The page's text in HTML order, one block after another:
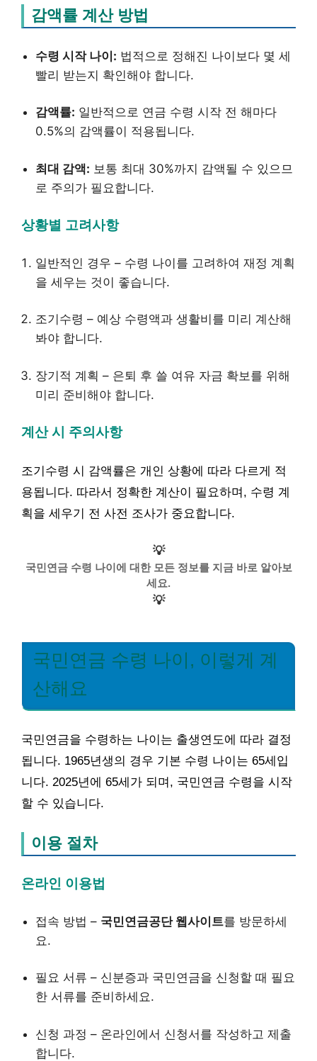
감액률 계산 방법
수령 시작 나이: 법적으로 정해진 나이보다 몇 세
빨리 받는지 확인해야 합니다.
감액률: 일반적으로 연금 수령 시작 전 해마다
0.5%의 감액률이 적용됩니다.
최대 감액: 보통 최대 30%까지 감액될 수 있으므
로 주의가 필요합니다.
상황별 고려사항
일반적인 경우 – 수령 나이를 고려하여 재정 계획
을 세우는 것이 좋습니다.
조기수령 – 예상 수령액과 생활비를 미리 계산해
봐야 합니다.
장기적 계획 – 은퇴 후 쓸 여유 자금 확보를 위해
미리 준비해야 합니다.
계산 시 주의사항
조기수령 시 감액률은 개인 상황에 따라 다르게 적
용됩니다. 따라서 정확한 계산이 필요하며, 수령 계
획을 세우기 전 사전 조사가 중요합니다.
💡
국민연금 수령 나이에 대한 모든 정보를 지금 바로 알아보
세요.
💡
국민연금 수령 나이, 이렇게 계
산해요
국민연금을 수령하는 나이는 출생연도에 따라 결정
됩니다. 1965년생의 경우 기본 수령 나이는 65세입
니다. 2025년에 65세가 되며, 국민연금 수령을 시작
할 수 있습니다.
이용 절차
온라인 이용법
접속 방법 – 국민연금공단 웹사이트를 방문하세
요.
필요 서류 – 신분증과 국민연금을 신청할 때 필요
한 서류를 준비하세요.
신청 과정 – 온라인에서 신청서를 작성하고 제출
합니다.